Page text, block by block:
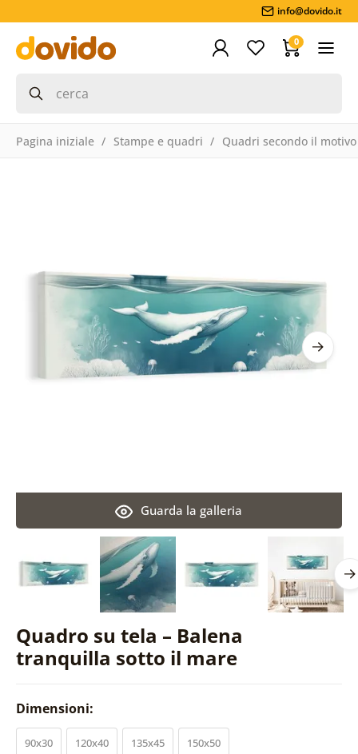
info@dovido.it
0
Pagina iniziale Stampe e quadri Quadri secondo il motivo
Quadro su tela – Balena
tranquilla sotto il mare
Guarda la galleria
Dimensioni:
90x30 120x40 135x45 150x50